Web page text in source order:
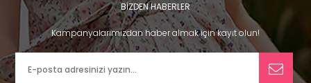
BİZDEN HABERLER
Kampanyalarımızdan haber almak için kayıt olun!